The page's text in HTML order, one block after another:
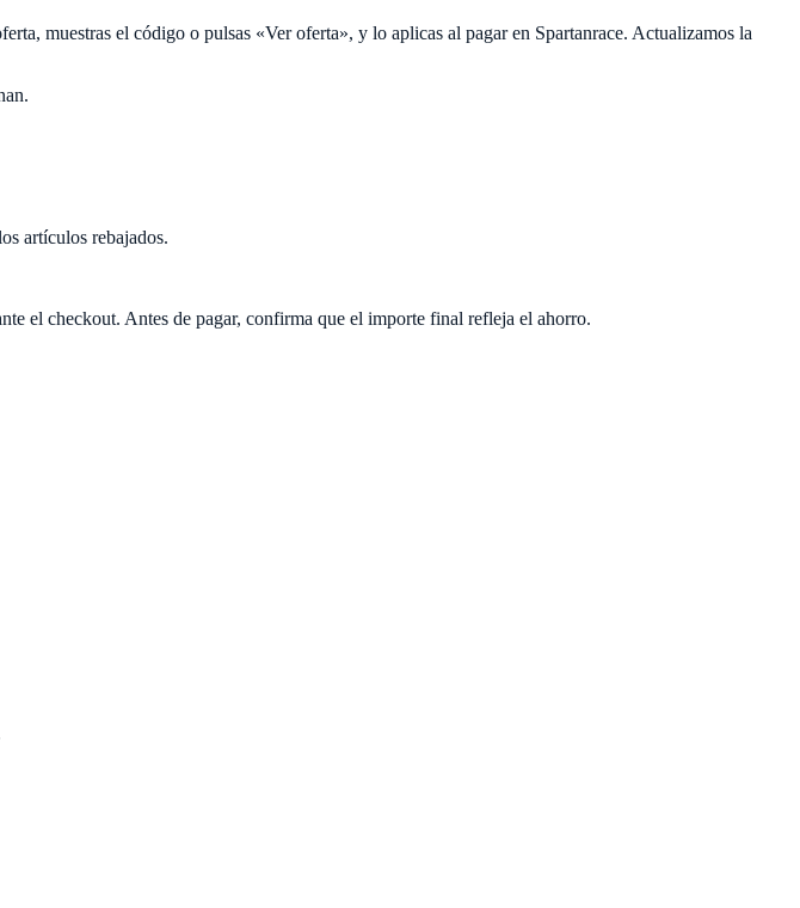
muestras el código o pulsas «Ver oferta», y lo aplicas al pagar en Spartanrace. Actualizamos la
artículos rebajados.
el checkout. Antes de pagar, confirma que el importe final refleja el ahorro.